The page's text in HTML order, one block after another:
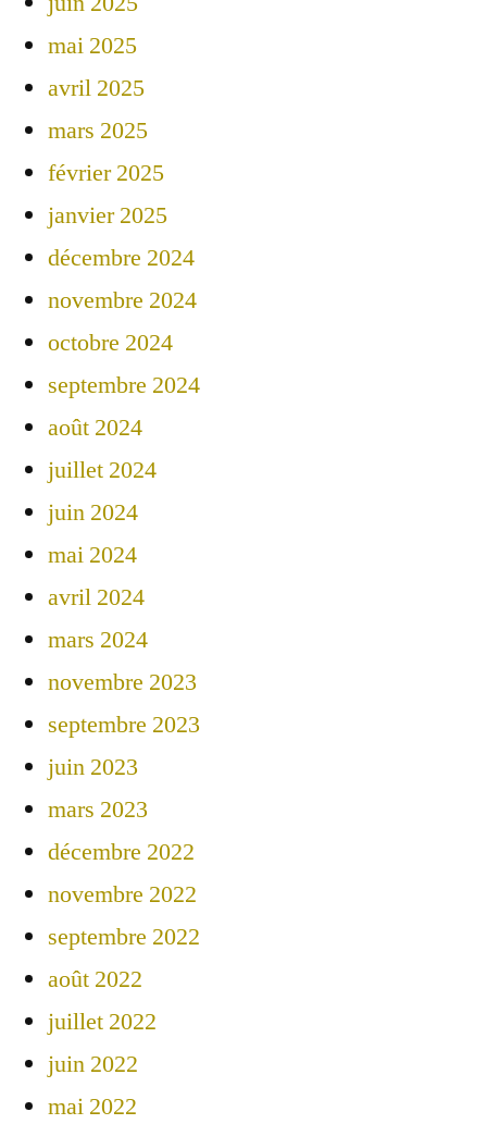
mai 2025
avril 2025
mars 2025
février 2025
janvier 2025
décembre 2024
novembre 2024
octobre 2024
septembre 2024
août 2024
juillet 2024
juin 2024
mai 2024
avril 2024
mars 2024
novembre 2023
septembre 2023
juin 2023
mars 2023
décembre 2022
novembre 2022
septembre 2022
août 2022
juillet 2022
juin 2022
mai 2022